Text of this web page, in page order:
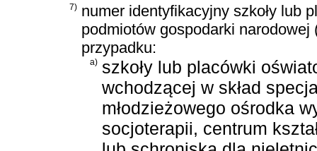
7) numer identyfikacyjny szkoły lub
podmiotów gospodarki narodowej
przypadku:
a) szkoły lub placówki
wchodzącej w skład
młodzieżowego ośrodka
socjoterapii, centrum